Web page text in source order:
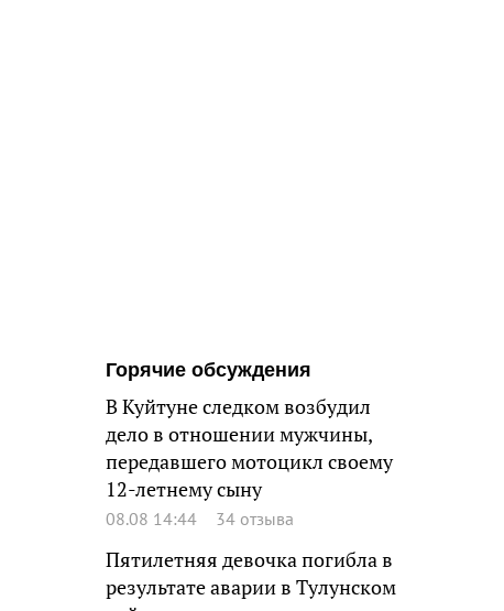
Горячие обсуждения
В Куйтуне следком возбудил
дело в отношении мужчины,
передавшего мотоцикл своему
12-летнему сыну
08.08 14:44 34 отзыва
Пятилетняя девочка погибла в
результате аварии в Тулунском